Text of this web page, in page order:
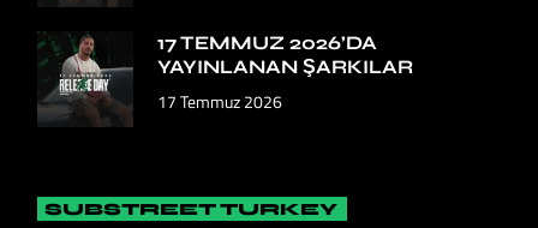
17 TEMMUZ 2026’DA
YAYINLANAN ŞARKILAR
17 Temmuz 2026
SUBSTREET TURKEY